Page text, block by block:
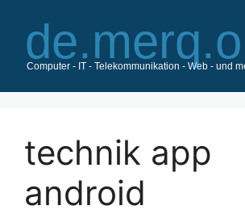
Inhalt
springen
technik app
android